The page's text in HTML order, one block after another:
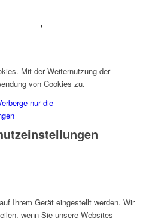
Mit der Weiternutzung der
von Cookies zu.
nur die
Ihrem Gerät eingestellt werden. Wir
wenn Sie unsere Websites